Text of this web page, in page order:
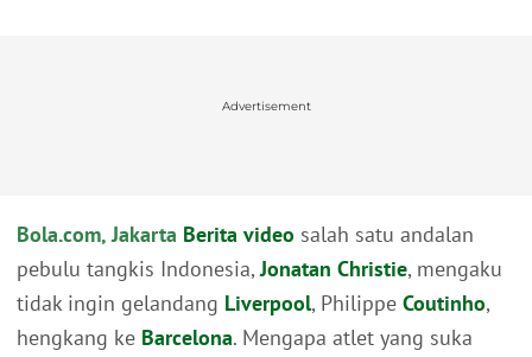
Advertisement
Bola.com, Jakarta Berita video salah satu andalan
pebulu tangkis Indonesia,Jonatan Christie, mengaku
tidak ingin gelandang Liverpool, Philippe Coutinho,
hengkang ke Barcelona. Mengapa atlet yang suka